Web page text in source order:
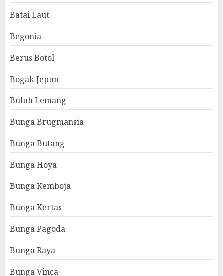
Batai Laut
Begonia
Berus Botol
Bogak Jepun
Buluh Lemang
Bunga Brugmansia
Bunga Butang
Bunga Hoya
Bunga Kemboja
Bunga Kertas
Bunga Pagoda
Bunga Raya
Bunga Vinca